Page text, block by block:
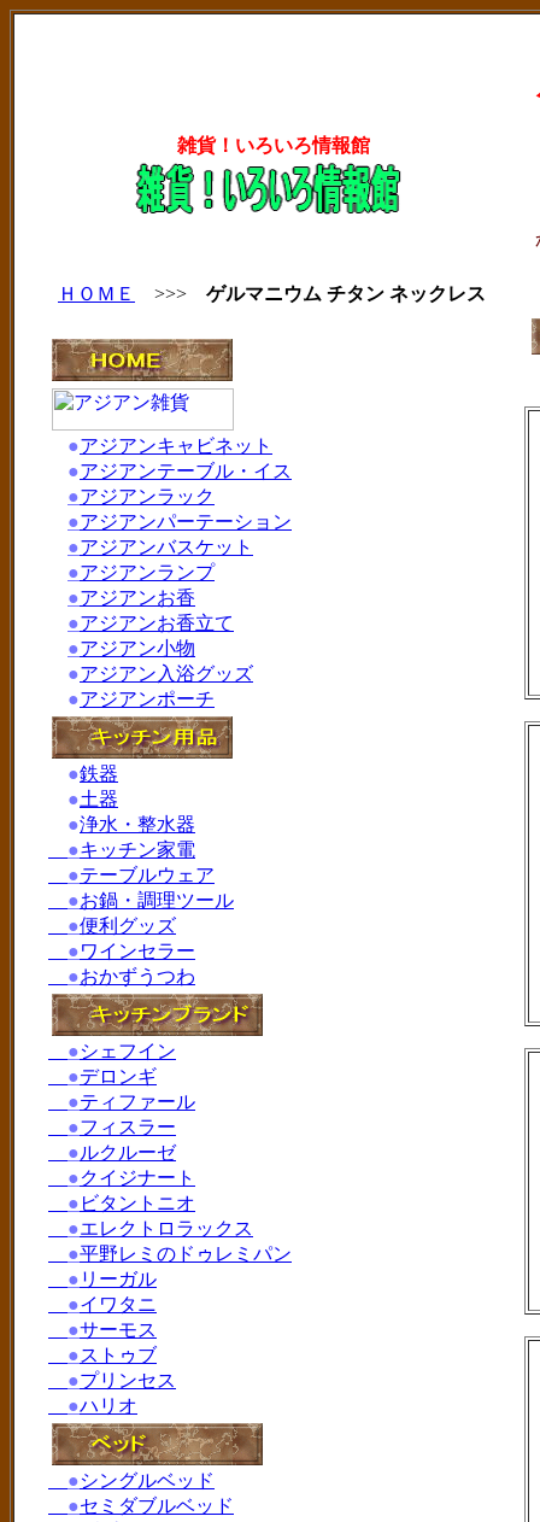
雑貨！いろいろ情報館
ＨＯＭＥ >>> ゲルマニウム チタン ネックレス
●アジアンキャビネット
●アジアンテーブル・イス
●アジアンラック
●アジアンパーテーション
●アジアンバスケット
●アジアンランプ
●アジアンお香
●アジアンお香立て
●アジアン小物
●アジアン入浴グッズ
●アジアンポーチ
●鉄器
●土器
●浄水・整水器
●キッチン家電
●テーブルウェア
●お鍋・調理ツール
●便利グッズ
●ワインセラー
●おかずうつわ
●シェフイン
●デロンギ
●ティファール
●フィスラー
●ルクルーゼ
●クイジナート
● ビタントニオ
●エレクトロラックス
●平野レミのドゥレミパン
● リーガル
●イワタニ
●サーモス
●ストゥブ
●プリンセス
●ハリオ
●シングルベッド
●セミダブルベッド